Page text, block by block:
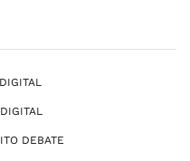
DIGITAL
DIGITAL
DEBATE